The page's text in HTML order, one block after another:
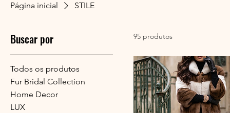
Página inicial STILE
Buscar por
Todos os produtos
Fur Bridal Collection
Home Decor
LUX
95 produtos